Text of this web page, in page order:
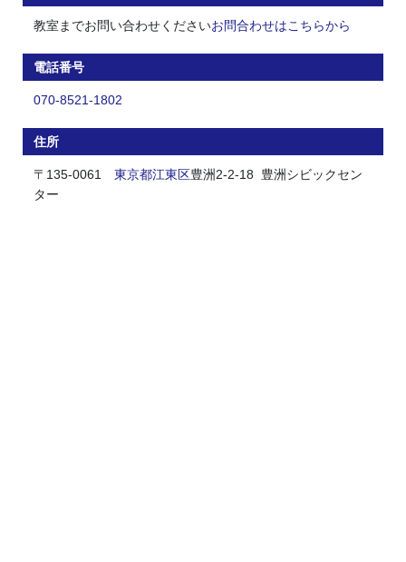
教室までお問い合わせくださいお問合わせはこちらから
電話番号
070-8521-1802
住所
〒135-0061 東京都江東区豊洲2-2-18 豊洲シビックセン
ター